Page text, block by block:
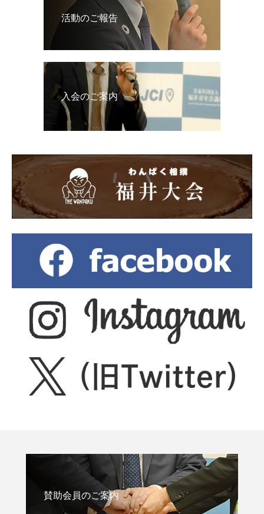
活動のご報告
入会のご案内
賛助会員のご案内